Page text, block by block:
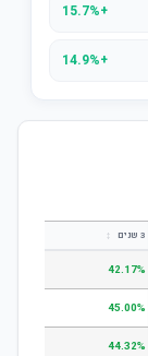
+15.7%
+14.9%
3 שנים ↕
42.17%
45.00%
44.32%